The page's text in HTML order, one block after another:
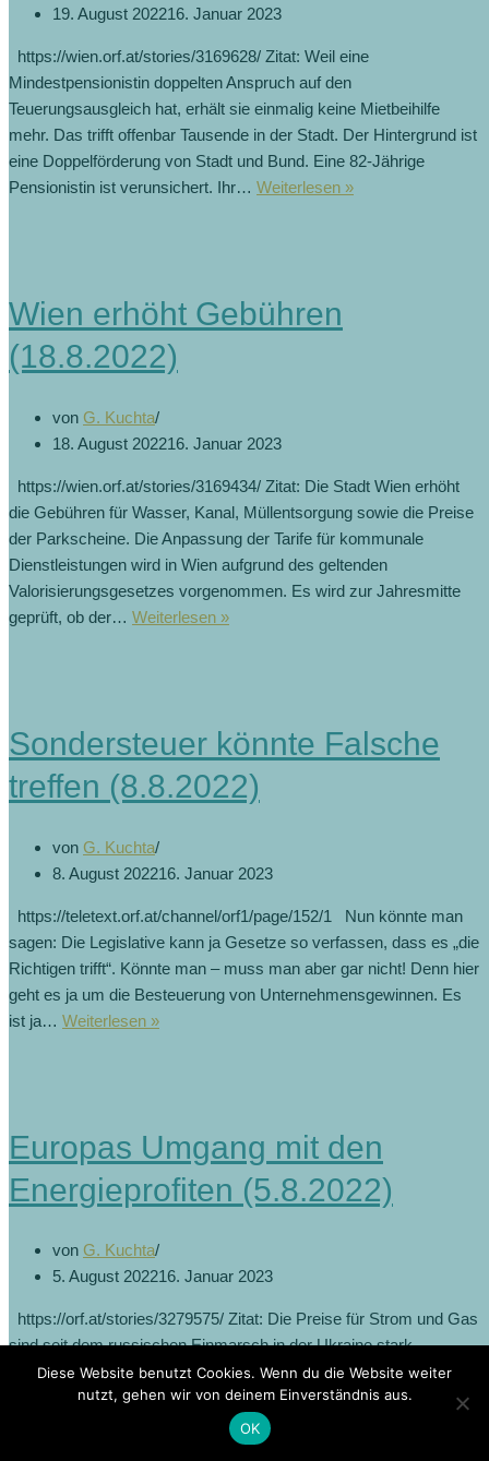
19. August 202216. Januar 2023
https://wien.orf.at/stories/3169628/ Zitat: Weil eine
Mindestpensionistin doppelten Anspruch auf den
Teuerungsausgleich hat, erhält sie einmalig keine Mietbeihilfe
mehr. Das trifft offenbar Tausende in der Stadt. Der Hintergrund ist
eine Doppelförderung von Stadt und Bund. Eine 82-Jährige
Pensionistin ist verunsichert. Ihr… Weiterlesen »
Wien erhöht Gebühren
(18.8.2022)
von G. Kuchta
18. August 202216. Januar 2023
https://wien.orf.at/stories/3169434/ Zitat: Die Stadt Wien erhöht
die Gebühren für Wasser, Kanal, Müllentsorgung sowie die Preise
der Parkscheine. Die Anpassung der Tarife für kommunale
Dienstleistungen wird in Wien aufgrund des geltenden
Valorisierungsgesetzes vorgenommen. Es wird zur Jahresmitte
geprüft, ob der… Weiterlesen »
Sondersteuer könnte Falsche
treffen (8.8.2022)
von G. Kuchta
8. August 202216. Januar 2023
https://teletext.orf.at/channel/orf1/page/152/1 Nun könnte man
sagen: Die Legislative kann ja Gesetze so verfassen, dass es „die
Richtigen trifft“. Könnte man – muss man aber gar nicht! Denn hier
geht es ja um die Besteuerung von Unternehmensgewinnen. Es
ist ja… Weiterlesen »
Europas Umgang mit den
Energieprofiten (5.8.2022)
von G. Kuchta
5. August 202216. Januar 2023
https://orf.at/stories/3279575/ Zitat: Die Preise für Strom und Gas
sind seit dem russischen Einmarsch in der Ukraine stark
gestiegen. Was für Konsumentinnen und Konsumenten
zunehmend zum Problem wird, hat vielen Energiekonzernen
Milliardeneinnahmen beschert. Das nährt die Debatte über das
Diese Website benutzt Cookies. Wenn du die Website weiter
nutzt, gehen wir von deinem Einverständnis aus.
OK